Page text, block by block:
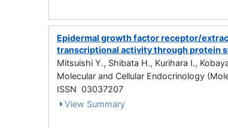
Epidermal growth factor receptor/
transcriptional activity through protein
Mitsuishi Y., Shibata H., Kurihara I.,
Molecular and Cellular Endocrinology
ISSN 03037207
View Summary